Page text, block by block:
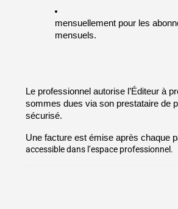
mensuellement pour les
mensuels.
Le professionnel autorise l’Éditeur à
sommes dues via son prestataire de
sécurisé.
Une facture est émise après chaque
accessible dans l’espace professionnel.